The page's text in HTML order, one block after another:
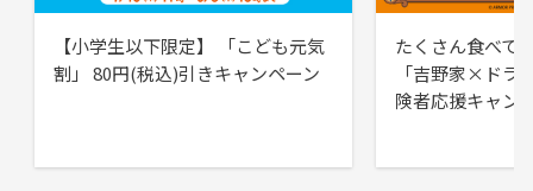
【小学生以下限定】 「こども元気
割」 80円(税込)引きキャンペーン
たくさん食べて
「吉野家×ドラ
険者応援キャン